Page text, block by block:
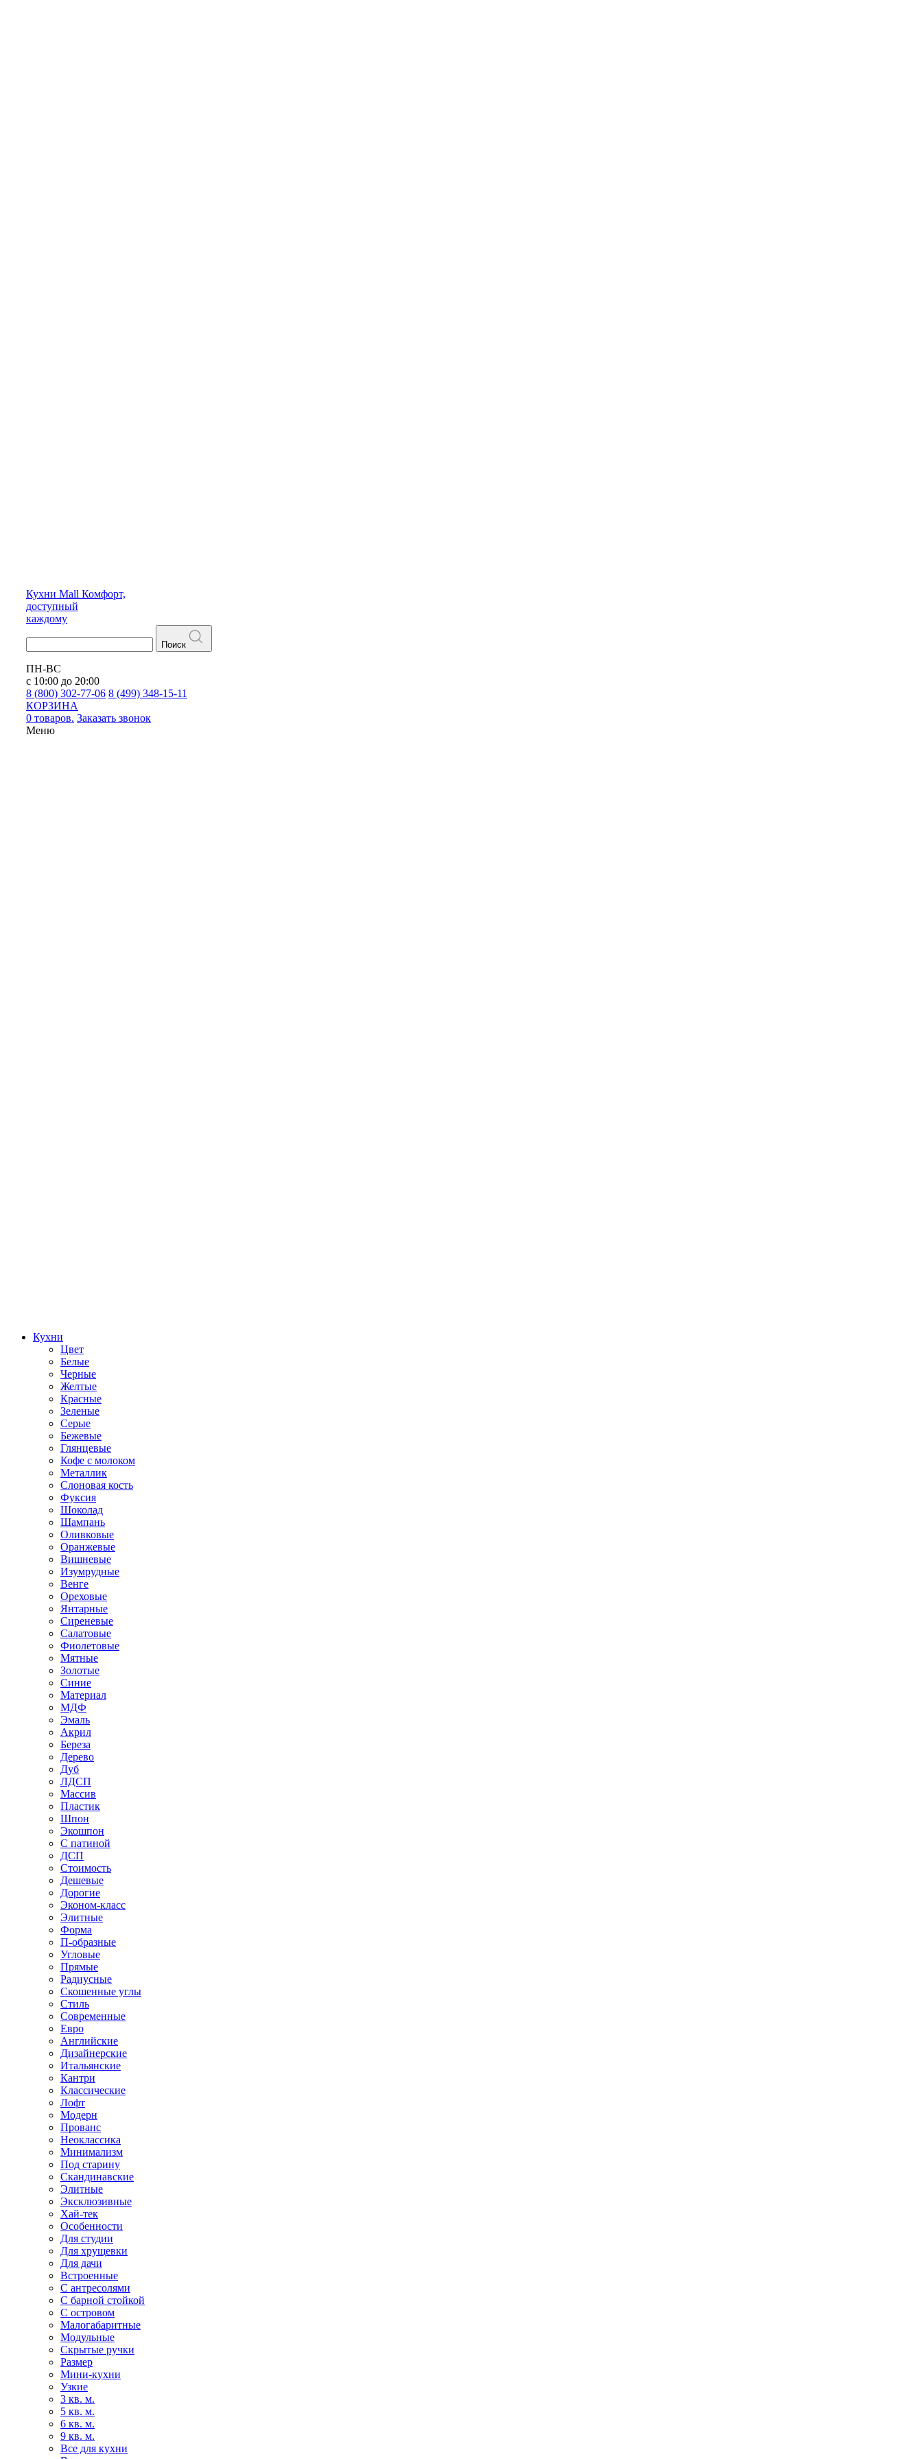
Кухни Mall Комфорт,
доступный
каждому
Поиск
ПН-ВС
с 10:00 до 20:00
8 (800) 302-77-06 8 (499) 348-15-11
КОРЗИНА
0 товаров. Заказать звонок
Меню
Кухни
Цвет
Белые
Черные
Желтые
Красные
Зеленые
Серые
Бежевые
Глянцевые
Кофе с молоком
Металлик
Слоновая кость
Фуксия
Шоколад
Шампань
Оливковые
Оранжевые
Вишневые
Изумрудные
Венге
Ореховые
Янтарные
Сиреневые
Салатовые
Фиолетовые
Мятные
Золотые
Синие
Материал
МДФ
Эмаль
Акрил
Береза
Дерево
Дуб
ЛДСП
Массив
Пластик
Шпон
Экошпон
С патиной
ДСП
Стоимость
Дешевые
Дорогие
Эконом-класс
Элитные
Форма
П-образные
Угловые
Прямые
Радиусные
Скошенные углы
Стиль
Современные
Евро
Английские
Дизайнерские
Итальянские
Кантри
Классические
Лофт
Модерн
Прованс
Неоклассика
Минимализм
Под старину
Скандинавские
Элитные
Эксклюзивные
Хай-тек
Особенности
Для студии
Для хрущевки
Для дачи
Встроенные
С антресолями
С барной стойкой
С островом
Малогабаритные
Модульные
Скрытые ручки
Размер
Мини-кухни
Узкие
3 кв. м.
5 кв. м.
6 кв. м.
9 кв. м.
Все для кухни